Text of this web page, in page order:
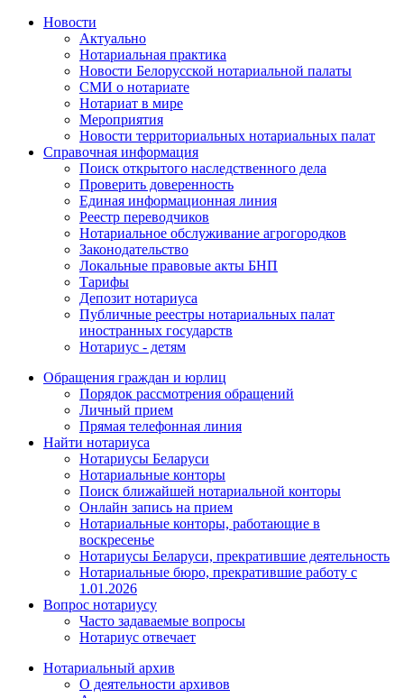
Новости
Актуально
Нотариальная практика
Новости Белорусской нотариальной палаты
СМИ о нотариате
Нотариат в мире
Мероприятия
Новости территориальных нотариальных палат
Справочная информация
Поиск открытого наследственного дела
Проверить доверенность
Единая информационная линия
Реестр переводчиков
Нотариальное обслуживание агрогородков
Законодательство
Локальные правовые акты БНП
Тарифы
Депозит нотариуса
Публичные реестры нотариальных палат
иностранных государств
Нотариус - детям
Обращения граждан и юрлиц
Порядок рассмотрения обращений
Личный прием
Прямая телефонная линия
Найти нотариуса
Нотариусы Беларуси
Нотариальные конторы
Поиск ближайшей нотариальной конторы
Онлайн запись на прием
Нотариальные конторы, работающие в
воскресенье
Нотариусы Беларуси, прекратившие деятельность
Нотариальные бюро, прекратившие работу с
1.01.2026
Вопрос нотариусу
Часто задаваемые вопросы
Нотариус отвечает
Нотариальный архив
О деятельности архивов